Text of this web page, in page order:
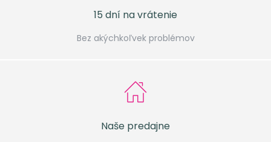
15 dní na vrátenie
Bez akýchkoľvek problémov
Naše predajne